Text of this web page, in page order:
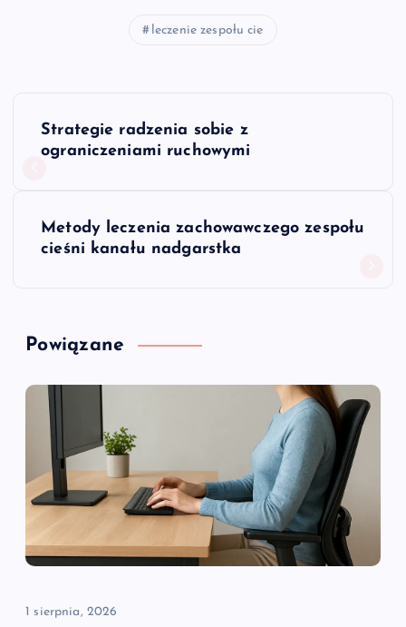
leczenie zespołu cie
N
a
c
w
p
Strategie radzenia sobie z
ograniczeniami ruchowymi
Metody leczenia zachowawczego zespołu
cieśni kanału nadgarstka
Powiązane
1 sierpnia, 2026